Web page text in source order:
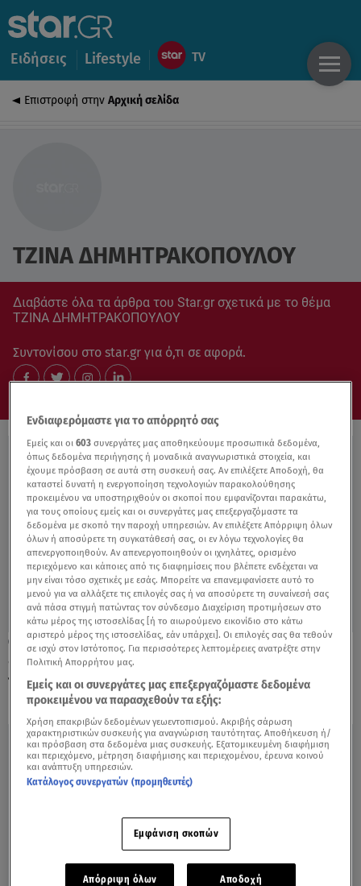
Ειδήσεις Lifestyle
Επιστροφή στην Αρχική σελίδα
ΤΖΙΝΑ ΔΗΜΗΤΡΑΚΟΠΟΥΛΟΥ
Διαβάστε όλα τα άρθρα του Star.gr σχετικά με το θέμα
ΤΖΙΝΑ ΔΗΜΗΤΡΑΚΟΠΟΥΛΟΥ
Συντονίσου στο star.gr για ό,τι σε αφορά.
28.05.19, 11:59
«Δεν μπορώ να κάνω παιδιά»: Παίκτρια
του «My Style Rocks» συγκινεί!
Ενδιαφερόμαστε για το απόρρητό σας
Εμείς και οι603 συνεργάτες μας αποθηκεύουμε προσωπικά δεδομένα,
όπως δεδομένα περιήγησης ή μοναδικά αναγνωριστικά στοιχεία, και
έχουμε πρόσβαση σε αυτά στη συσκευή σας. Αν επιλέξετε Αποδοχή, θα
καταστεί δυνατή η ενεργοποίηση τεχνολογιών παρακολούθησης
προκειμένου να υποστηριχθούν οι σκοποί που εμφανίζονται παρακάτω,
για τους οποίους εμείς και οι συνεργάτες μας επεξεργαζόμαστε τα
δεδομένα με σκοπό την παροχή υπηρεσιών. Αν επιλέξετε Απόρριψη όλων
όλων ή αποσύρετε τη συγκατάθεσή σας, οι εν λόγω τεχνολογίες θα
απενεργοποιηθούν. Αν απενεργοποιηθούν οι ιχνηλάτες, ορισμένο
περιεχόμενο και κάποιες από τις διαφημίσεις που βλέπετε ενδέχεται να
μην είναι τόσο σχετικές με εσάς. Μπορείτε να επανεμφανίσετε αυτό το
μενού για να αλλάξετε τις επιλογές σας ή να αποσύρετε τη συναίνεσή σας
ανά πάσα στιγμή πατώντας τον σύνδεσμο Διαχείριση προτιμήσεων στο
κάτω μέρος της ιστοσελίδας [ή το αιωρούμενο εικονίδιο στο κάτω
αριστερό μέρος της ιστοσελίδας, εάν υπάρχει]. Οι επιλογές σας θα τεθούν
σε ισχύ στον Ιστότοπος. Για περισσότερες λεπτομέρειες ανατρέξτε στην
Πολιτική Απορρήτου μας.
Εμείς και οι συνεργάτες μας επεξεργαζόμαστε δεδομένα
προκειμένου να παρασχεθούν τα εξής:
Χρήση επακριβών δεδομένων γεωεντοπισμού. Ακριβής σάρωση
χαρακτηριστικών συσκευής για αναγνώριση ταυτότητας. Αποθήκευση ή/
και πρόσβαση στα δεδομένα μιας συσκευής. Εξατομικευμένη διαφήμιση
και περιεχόμενο, μέτρηση διαφήμισης και περιεχομένου, έρευνα κοινού
και ανάπτυξη υπηρεσιών.
Κατάλογος συνεργατών (προμηθευτές)
Εμφάνιση σκοπών
Απόρριψη όλων Αποδοχή